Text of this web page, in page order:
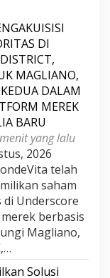
DI
MAGLIANO,
DALAM
MEREK
BARU
yang lalu
2026
telah
saham
Underscore
berbasis
Magliano,
Solusi